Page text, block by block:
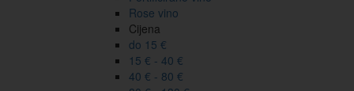
Rose vino
Cijena
do 15 €
15 € - 40 €
40 € - 80 €